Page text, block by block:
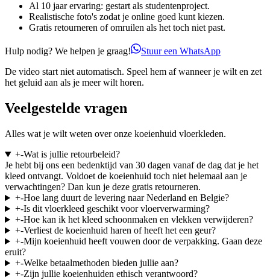
Al 10 jaar ervaring: gestart als studentenproject.
Realistische foto's zodat je online goed kunt kiezen.
Gratis retourneren of omruilen als het toch niet past.
Hulp nodig? We helpen je graag!
Stuur een WhatsApp
De video start niet automatisch. Speel hem af wanneer je wilt en zet
het geluid aan als je meer wilt horen.
Veelgestelde vragen
Alles wat je wilt weten over onze koeienhuid vloerkleden.
+-Wat is jullie retourbeleid?
Je hebt bij ons een bedenktijd van 30 dagen vanaf de dag dat je het
kleed ontvangt. Voldoet de koeienhuid toch niet helemaal aan je
verwachtingen? Dan kun je deze gratis retourneren.
+-Hoe lang duurt de levering naar Nederland en Belgie?
+-Is dit vloerkleed geschikt voor vloerverwarming?
+-Hoe kan ik het kleed schoonmaken en vlekken verwijderen?
+-Verliest de koeienhuid haren of heeft het een geur?
+-Mijn koeienhuid heeft vouwen door de verpakking. Gaan deze
eruit?
+-Welke betaalmethoden bieden jullie aan?
+-Zijn jullie koeienhuiden ethisch verantwoord?